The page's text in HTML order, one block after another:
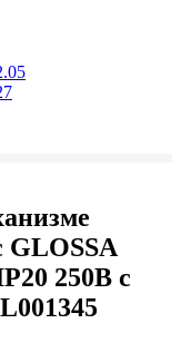
GLOSSA
250В с